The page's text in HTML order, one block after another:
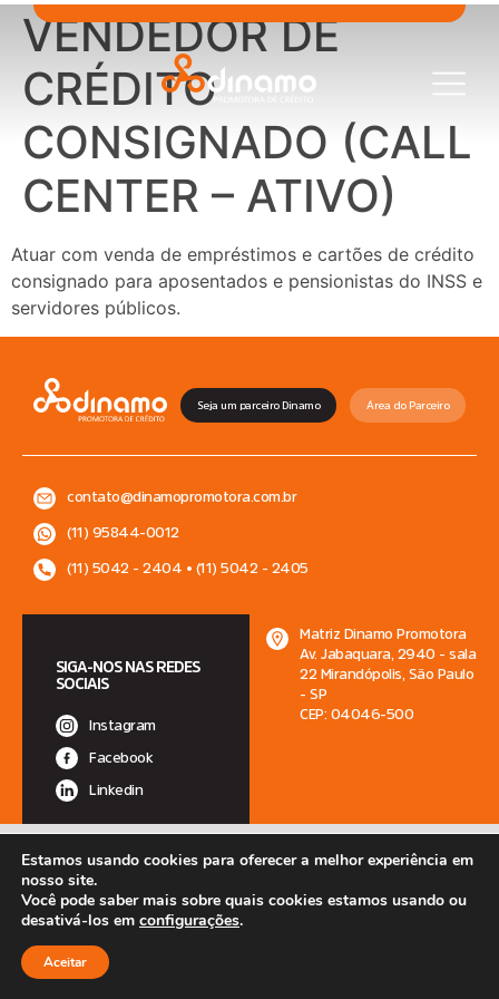
VENDEDOR DE
CRÉDITO
CONSIGNADO (CALL
CENTER – ATIVO)
Atuar com venda de empréstimos e cartões de crédito
consignado para aposentados e pensionistas do INSS e
servidores públicos.
SIGA-NOS NAS REDES
SOCIAIS
Instagram
Facebook
Linkedin
Matriz Dinamo Promotora
Av. Jabaquara, 2940 - sala
22 Mirandópolis, São Paulo
- SP
CEP: 04046-500
contato@dinamopromotora.com.br
(11) 95844-0012
(11) 5042 - 2404 • (11) 5042 - 2405
Seja um parceiro Dinamo Área do Parceiro
2025 MFRG ASSESSORIA DE COBRANÇA LTDA – CNPJ: 09.439.356/0001-09
•
Política de Privacidade | Segurança e Termo de Uso da Internet
Estamos usando cookies para oferecer a melhor experiência em
nosso site.
Você pode saber mais sobre quais cookies estamos usando ou
desativá-los em configurações.
Aceitar